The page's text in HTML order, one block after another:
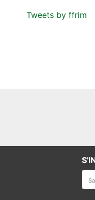
Tweets by ffrim